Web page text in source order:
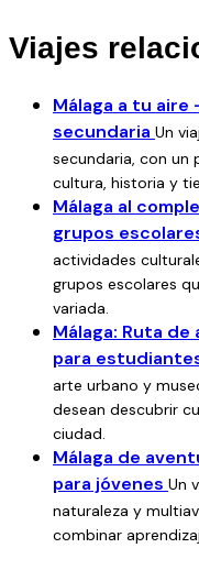
grupo).
Tarde: Tour guiado
histórico, la Plaza de
emblemáticos para
Día 2 – Patrimonio
Mañana: Visita a la
conocida como “La
español.
Tarde: Recorrido por
dos joyas de la
panorámicas de la
Día 3 – Arte y cultura
Mañana: Visita al
obra del genio
Tarde: Museo Carmen
de pintura española
temporales de gran
Día 4 – Regreso
Tiempo libre por la
Viajes
Málaga a tu aire
secundaria Un
secundaria, con un
cultura, historia y
Málaga al
grupos
actividades
grupos escolares
variada.
Málaga: Ruta
para
arte urbano y
desean descubrir
ciudad.
Málaga de
para jóvenes Un
naturaleza y
combinar